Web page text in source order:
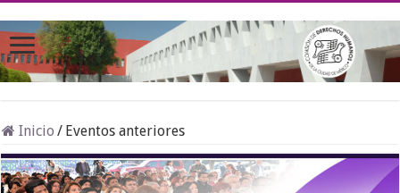
Inicio / Eventos anteriores